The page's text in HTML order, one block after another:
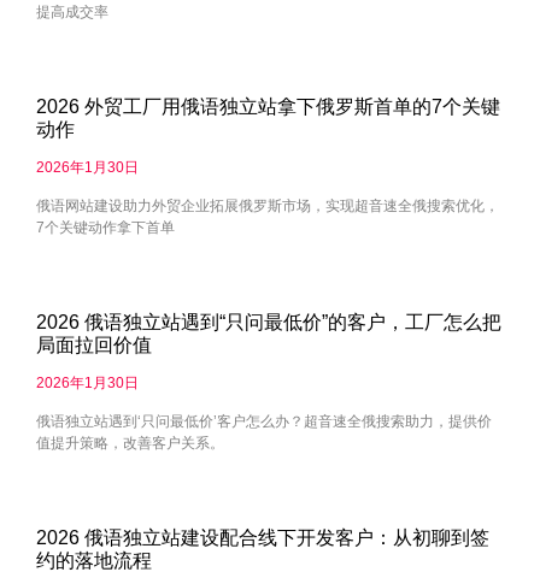
提高成交率
2026 外贸工厂用俄语独立站拿下俄罗斯首单的7个关键
动作
2026年1月30日
俄语网站建设助力外贸企业拓展俄罗斯市场，实现超音速全俄搜索优化，
7个关键动作拿下首单
2026 俄语独立站遇到“只问最低价”的客户，工厂怎么把
局面拉回价值
2026年1月30日
俄语独立站遇到‘只问最低价’客户怎么办？超音速全俄搜索助力，提供价
值提升策略，改善客户关系。
2026 俄语独立站建设配合线下开发客户：从初聊到签
约的落地流程